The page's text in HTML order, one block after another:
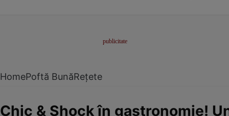
HomePoftă BunăRețete
Chic & Shock în gastronomie!